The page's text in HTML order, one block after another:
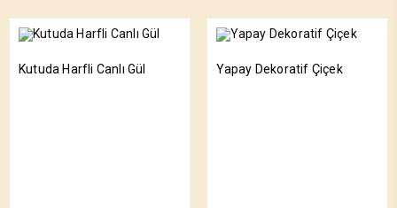
Kutuda Harfli Canlı Gül Yapay Dekoratif Çiçek